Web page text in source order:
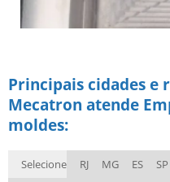
Principais cidades e
Mecatron atende
moldes:
Selecione RJ MG ES SP